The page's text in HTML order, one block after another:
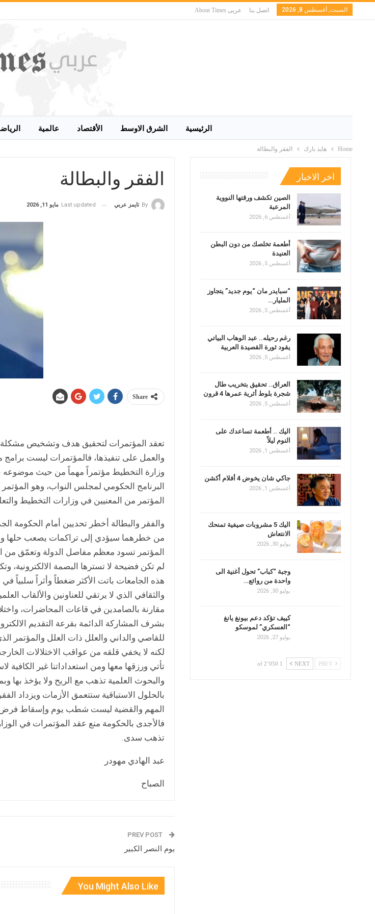
السبت, أغسطس 8, 2026 اتصل بنا عربى About Times
الرئيسية الشرق الاوسط الأقتصاد عالمية
Home هايد بارك الفقر والبطالة
الفقر والبطالة
By تايمز عربي Last updated مايو 11, 2026
Share
تعقد المؤتمرات لتحقيق هدف وتشخيص مشكلة
والعمل على تنفيذها، فالمؤتمرات ليست
وزارة التخطيط مؤتمراً مهماً من حيث موضوعه عن
المؤتمر من المعنيين في وزارات التخطيط
والفقر والبطالة أخطر تحديين أمام الحكومة
من خطرهما سيؤدي إلى تراكمات يصعب حلها
المؤتمر تسود معظم مفاصل الدولة وتعمّق من
لم تكن فضيحة لا تسترها البصمة الالكترونية،
هذه الجامعات باتت الأكثر ضغطاً وأثراً سلبياً
والثقافي الذي لا يرتقي للعناونين والألقاب
مقارنة بالصامدين في قاعات المحاضرات،
بشرف المشاركة الدائمة بقرعة التقديم
للقاصي والداني والعلل ذات العلل والمؤتمر
لكنه لا يخفي قلقه من عواقب الاختلالات
تأتي ورزقها معها ومن استعداداتنا غير
والبحوث العلمية تذهب مع الريح ولا يؤخذ
بالحلول الاستباقية ستتعمق الأزمات ويزداد
المهم والقضية ليست شطب يوم وإسقاط فرض
فالأجدى بالحكومة منع عقد المؤتمرات في
تذهب سدى.
عبد الهادي مهودر
الصباح
يوم النصر الكبير
You Might Also Like
اخر الاخبار
الصين تكشف ورقتها النووية
المرعبة
أغسطس 6, 2026
أطعمة تخلصك من دون البطن
العنيدة
أغسطس 5, 2026
“سبايدر مان “يوم جديد” يتجاوز
المليار…
أغسطس 5, 2026
رغم رحيله.. عبد الوهاب البياتي
يقود ثورة القصيدة العربية
أغسطس 5, 2026
العراق.. تحقيق بتخريب طال
شجرة بلوط أثرية عمرها 4 قرون
أغسطس 5, 2026
اليك .. أطعمة تساعدك على
النوم ليلاً
أغسطس 1, 2026
جاكي شان يخوض 4 أفلام أكشن
أغسطس 1, 2026
اليك 5 مشروبات صيفية تمنحك
الانتعاش
يوليو 30, 2026
وجبة “كباب” تحول أغنية الى
واحدة من روائع…
يوليو 30, 2026
كييف تؤكد دعم بيونغ يانغ
“العسكري” لموسكو
يوليو 27, 2026
NEXT 1 of 2٬050